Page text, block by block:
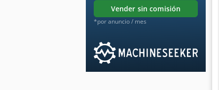
vender sin comisión
*por anuncio / mes